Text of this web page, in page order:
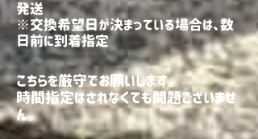
発送
※交換希望日が決まっている場合は、数
日前に到着指定
こちらを厳守でお願いします。
​時間指定はされなくても問題ございませ
ん。